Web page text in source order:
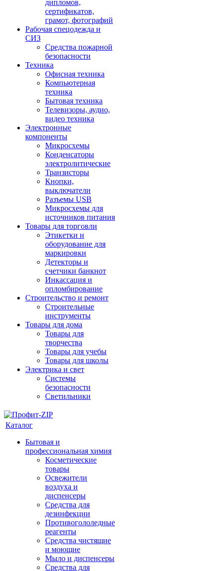
дипломов,
сертификатов,
грамот, фотографий
Рабочая спецодежда и
СИЗ
Средства пожарной
безопасности
Техника
Офисная техника
Компьютерная
техника
Бытовая техника
Телевизоры, аудио,
видео техника
Электронные
компоненты
Микросхемы
Конденсаторы
электролитические
Транзисторы
Кнопки,
выключатели
Разъемы USB
Микросхемы для
источников питания
Товары для торговли
Этикетки и
оборудование для
маркировки
Детекторы и
счетчики банкнот
Инкассация и
опломбирование
Строительство и ремонт
Строительные
инструменты
Товары для дома
Товары для
творчества
Товары для учебы
Товары для школы
Электрика и свет
Системы
безопасности
Светильники
Каталог
Бытовая и
профессиональная химия
Косметические
товары
Освежители
воздуха и
диспенсеры
Средства для
дезинфекции
Противогололедные
реагенты
Средства чистящие
и моющие
Мыло и диспенсеры
Средства для